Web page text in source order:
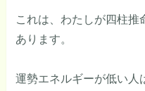
これは、わたしが四柱推
あります。
運勢エネルギーが低い人